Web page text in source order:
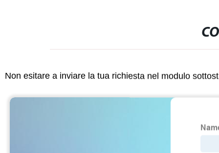
Non esitare a inviare la tua richiesta nel modulo